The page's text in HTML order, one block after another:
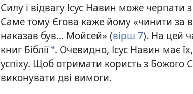
Силу і відвагу Ісус Навин може
Саме тому Єгова каже йому «чинити за
наказав був... Мойсей» (вірш 7). На цей
книг Біблії*. Очевидно, Ісус Навин має
успіху. Щоб отримати користь з Божого
виконувати дві вимоги.